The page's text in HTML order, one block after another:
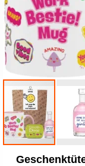
Anfang